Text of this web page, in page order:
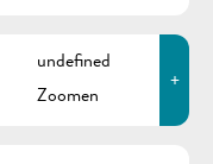
undefined
Zoomen
+